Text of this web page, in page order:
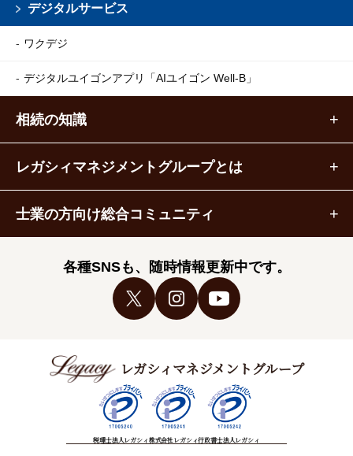
デジタルサービス
ワクデジ
デジタルユイゴンアプリ 「AIユイゴン Well-B」
相続の知識
レガシィマネジメントグループとは
士業の方向け総合コミュニティ
各種SNSも、随時情報更新中です。
レガシィマネジメントグループ
税理士法人レガシィ株式会社レガシィ行政書士法人レガシィ